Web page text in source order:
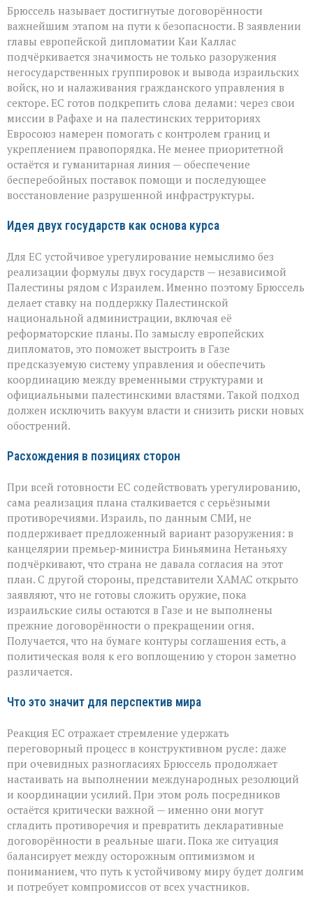
Брюссель называет достигнутые договорённости
важнейшим этапом на пути к безопасности. В заявлении
главы европейской дипломатии Каи Каллас
подчёркивается значимость не только разоружения
негосударственных группировок и вывода израильских
войск, но и налаживания гражданского управления в
секторе. ЕС готов подкрепить слова делами: через свои
миссии в Рафахе и на палестинских территориях
Евросоюз намерен помогать с контролем границ и
укреплением правопорядка. Не менее приоритетной
остаётся и гуманитарная линия — обеспечение
бесперебойных поставок помощи и последующее
восстановление разрушенной инфраструктуры.
Идея двух государств как основа курса
Для ЕС устойчивое урегулирование немыслимо без
реализации формулы двух государств — независимой
Палестины рядом с Израилем. Именно поэтому Брюссель
делает ставку на поддержку Палестинской
национальной администрации, включая её
реформаторские планы. По замыслу европейских
дипломатов, это поможет выстроить в Газе
предсказуемую систему управления и обеспечить
координацию между временными структурами и
официальными палестинскими властями. Такой подход
должен исключить вакуум власти и снизить риски новых
обострений.
Расхождения в позициях сторон
При всей готовности ЕС содействовать урегулированию,
сама реализация плана сталкивается с серьёзными
противоречиями. Израиль, по данным СМИ, не
поддерживает предложенный вариант разоружения: в
канцелярии премьер‑министра Биньямина Нетаньяху
подчёркивают, что страна не давала согласия на этот
план. С другой стороны, представители ХАМАС открыто
заявляют, что не готовы сложить оружие, пока
израильские силы остаются в Газе и не выполнены
прежние договорённости о прекращении огня.
Получается, что на бумаге контуры соглашения есть, а
политическая воля к его воплощению у сторон заметно
различается.
Что это значит для перспектив мира
Реакция ЕС отражает стремление удержать
переговорный процесс в конструктивном русле: даже
при очевидных разногласиях Брюссель продолжает
настаивать на выполнении международных резолюций
и координации усилий. При этом роль посредников
остаётся критически важной — именно они могут
сгладить противоречия и превратить декларативные
договорённости в реальные шаги. Пока же ситуация
балансирует между осторожным оптимизмом и
пониманием, что путь к устойчивому миру будет долгим
и потребует компромиссов от всех участников.